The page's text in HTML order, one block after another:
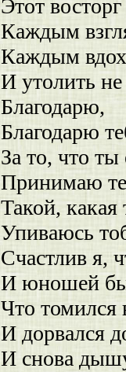
Этот восторг
Каждым
Каждым
И утолить
Благодарю,
Благодарю
За то, что ты
Принимаю
Такой, какая
Упиваюсь
Счастлив я,
И юношей
Что томился
И дорвался
И снова